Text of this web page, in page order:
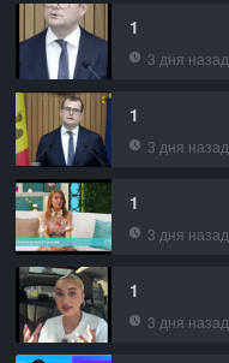
1
3 дня назад
1
3 дня назад
1
3 дня назад
1
3 дня назад